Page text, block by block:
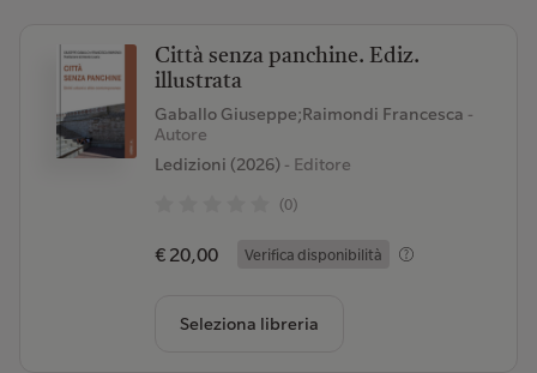
Città senza panchine. Ediz.
illustrata
Gaballo Giuseppe;Raimondi Francesca -
Autore
Ledizioni (2026)- Editore
(0)
€ 20,00 Verifica disponibilità
Seleziona libreria